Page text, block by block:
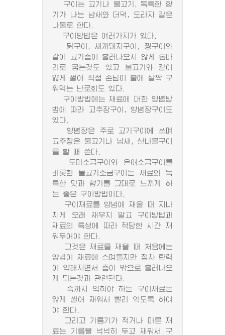
구이는 고기나 물고기, 독특한 향
기가 나는 남새와 더덕, 도라지 같은
나물로 한다.
구이방법은 여러가지가 있다.
닭구이, 새끼돼지구이, 꿩구이와
같이 고기즙이 흘러나오지 않게 통마
리로 굽는것도 있고 불고기와 같이
얇게 썰어 직접 손님이 불에 살짝 구
워먹는 난로회도 있다.
구이방법에는 재료에 대한 양념방
법에 따라 고추장구이, 양념장구이도
있다.
양념장은 주로 고기구이에 쓰며
고추장은 물고기나 남새, 산나물구이
를 할 때 쓴다.
도미소금구이와 은어소금구이를
비롯한 물고기소금구이는 재료의 독
특한 맛과 향기를 그대로 느끼게 하
는 좋은 구이방법이다.
구이재료를 양념에 재울 때 지나
치게 오래 재우지 말고 구이방법과
재료의 특성에 따라 적당한 시간 재
워두어야 한다.
그것은 재료를 재울 때 처음에는
양념이 재료에 스며들지만 점차 탄력
이 약해지면서 즙이 밖으로 흘러나오
게 되는것과 관련된다.
속까지 익혀야 하는 구이재료는
얇게 썰어 재워서 빨리 익도록 하여
야 한다.
그리고 기름기가 적거나 마른 재
료는 기름을 넉넉히 두고 재워서 구